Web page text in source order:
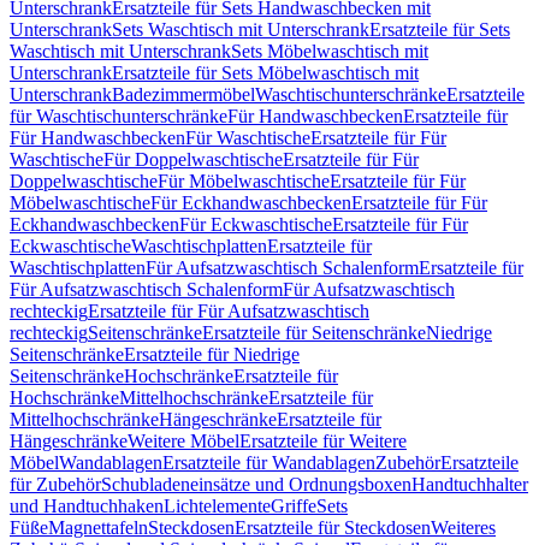
UnterschrankErsatzteile für Sets Handwaschbecken mit
UnterschrankSets Waschtisch mit UnterschrankErsatzteile für Sets
Waschtisch mit UnterschrankSets Möbelwaschtisch mit
UnterschrankErsatzteile für Sets Möbelwaschtisch mit
UnterschrankBadezimmermöbelWaschtischunterschränkeErsatzteile
für WaschtischunterschränkeFür HandwaschbeckenErsatzteile für
Für HandwaschbeckenFür WaschtischeErsatzteile für Für
WaschtischeFür DoppelwaschtischeErsatzteile für Für
DoppelwaschtischeFür MöbelwaschtischeErsatzteile für Für
MöbelwaschtischeFür EckhandwaschbeckenErsatzteile für Für
EckhandwaschbeckenFür EckwaschtischeErsatzteile für Für
EckwaschtischeWaschtischplattenErsatzteile für
WaschtischplattenFür Aufsatzwaschtisch SchalenformErsatzteile für
Für Aufsatzwaschtisch SchalenformFür Aufsatzwaschtisch
rechteckigErsatzteile für Für Aufsatzwaschtisch
rechteckigSeitenschränkeErsatzteile für SeitenschränkeNiedrige
SeitenschränkeErsatzteile für Niedrige
SeitenschränkeHochschränkeErsatzteile für
HochschränkeMittelhochschränkeErsatzteile für
MittelhochschränkeHängeschränkeErsatzteile für
HängeschränkeWeitere MöbelErsatzteile für Weitere
MöbelWandablagenErsatzteile für WandablagenZubehörErsatzteile
für ZubehörSchubladeneinsätze und OrdnungsboxenHandtuchhalter
und HandtuchhakenLichtelementeGriffeSets
FüßeMagnettafelnSteckdosenErsatzteile für SteckdosenWeiteres